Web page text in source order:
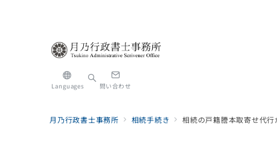
Languages 問い合わせ
月乃行政書士事務所 相続手続き 相続の戸籍謄本取寄せ代行